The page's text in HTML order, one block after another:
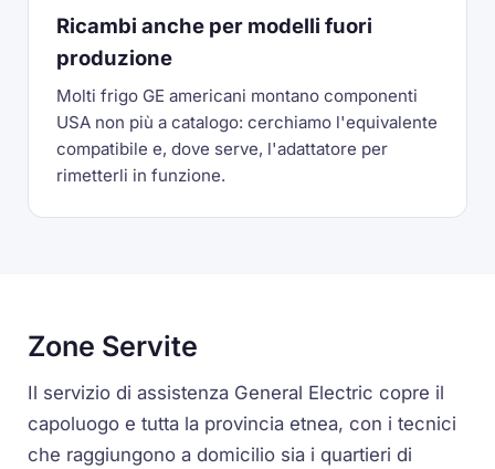
Ricambi anche per modelli fuori
produzione
Molti frigo GE americani montano componenti
USA non più a catalogo: cerchiamo l'equivalente
compatibile e, dove serve, l'adattatore per
rimetterli in funzione.
Zone Servite
Il servizio di assistenza General Electric copre il
capoluogo e tutta la provincia etnea, con i tecnici
che raggiungono a domicilio sia i quartieri di